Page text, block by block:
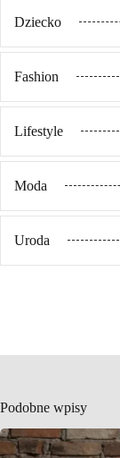
Dziecko
Fashion
Lifestyle
Moda
Uroda
Podobne wpisy